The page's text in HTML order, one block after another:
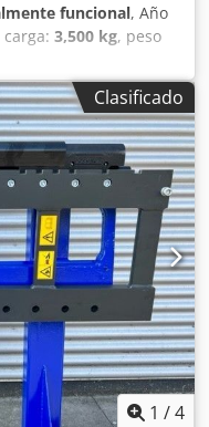
funcional, Año
3,500 kg, peso
lateral Centro de
Clase ISO 3 = 2500 -
técnico: Nuevo
ISO/FEM con fijación
fijación (ISO 2328):
de la carga (Q1)
carga (LC) (mm): 500.
Carrera total del
mínimo del
Ancho máximo del
de la carga,
dispositivo de
dispositivo de
trabajo – empuje
Clasificado
1 /4